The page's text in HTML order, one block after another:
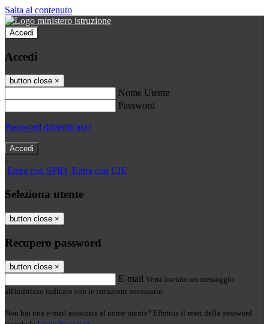
Salta al contenuto
Accedi
Accedi
button close ×
Nome Utente
Password
Password dimenticata?
-
Entra con SPID Entra con CIE
Seleziona utente
button close ×
Recupero password
button close ×
E-mail Verrà inviato un messaggio
all'indirizzo indicato con le istruzioni necessarie.
Non hai una e-mail associata al nome utente? Effettua il reset della password